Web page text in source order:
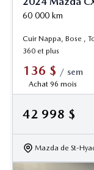
60 000 km
Cuir Nappa, Bose ,
360 et plus
136 $ / sem
Achat 96 mois
42 998 $
Mazda de St-